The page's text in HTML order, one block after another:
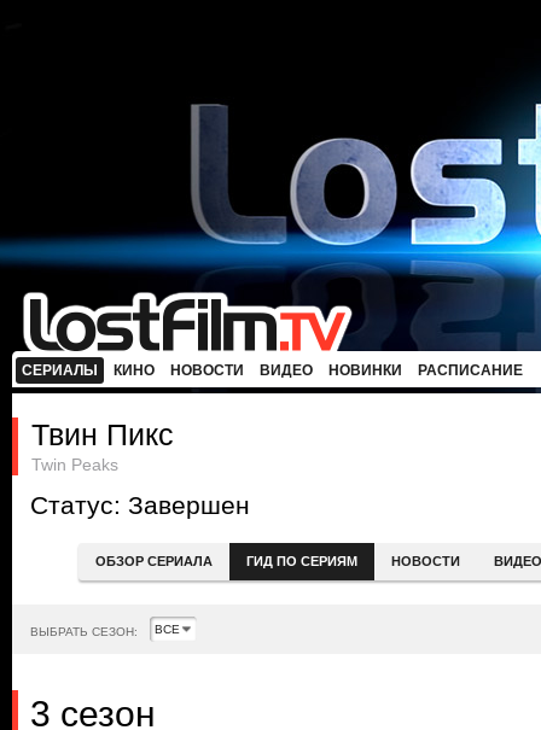
СЕРИАЛЫ КИНО НОВОСТИ ВИДЕО НОВИНКИ РАСПИСАНИЕ
Твин Пикс
Twin Peaks
Статус: Завершен
ОБЗОР СЕРИАЛА ГИД ПО СЕРИЯМ НОВОСТИ ВИДЕО
ВЫБРАТЬ СЕЗОН:
3 сезон